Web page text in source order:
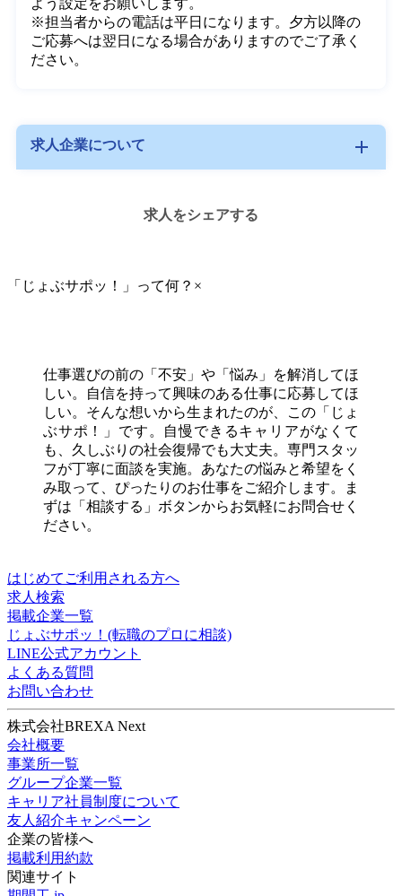
※電話に登録外着信拒否を設定されている方は解除
をお願いします。
※メールの指定受信／拒否設定をご利用の方は、
「894651.com」「brexa.com」ドメインが受信できる
ご応募へは翌日になる場合がありますのでご了承く
「じょぶサポッ！」って何？×
仕事選びの前の「不安」や「悩み」を解消してほ
しい。自信を持って興味のある仕事に応募してほ
しい。そんな想いから生まれたのが、この「じょ
ぶサポ！」です。自慢できるキャリアがなくて
も、久しぶりの社会復帰でも大丈夫。専門スタッ
フが丁寧に面談を実施。あなたの悩みと希望をく
み取って、ぴったりのお仕事をご紹介します。ま
ずは「相談する」ボタンからお気軽にお問合せく
ださい。
はじめてご利用される方へ
求人検索
掲載企業一覧
じょぶサポッ！(転職のプロに相談)
LINE公式アカウント